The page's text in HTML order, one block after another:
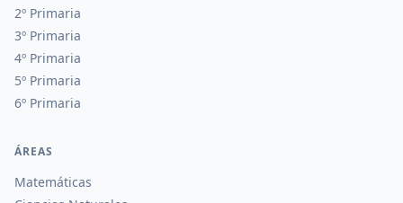
2º Primaria
3º Primaria
4º Primaria
5º Primaria
6º Primaria
ÁREAS
Matemáticas